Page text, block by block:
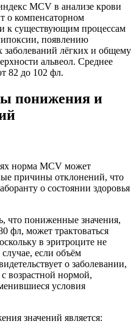
MCV в анализе крови
о компенсаторном
к существующим процессам
появлению
заболеваний лёгких и общему
альвеол. Среднее
82 до 102 фл.
понижения и
норма MCV может
причины отклонений, что
о состоянии здоровья
что пониженные значения,
фл, может трактоваться
в эритроците не
если объём
о заболевании,
возрастной нормой,
условия
значений является: